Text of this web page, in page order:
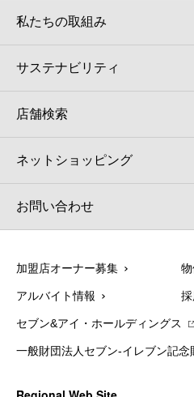
私たちの取組み
サステナビリティ
店舗検索
ネットショッピング
お問い合わせ
加盟店オーナー募集
アルバイト情報
セブン&アイ・ホールディングス
一般財団法人セブン-イレブン記念